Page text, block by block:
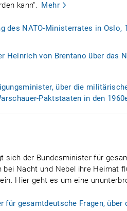
kann". Mehr
des NATO-Ministerrates in Oslo,
Heinrich von Brentano über das
über die
Paktstaaten in den
sich der Bundesminister für
bei Nacht und Nebel ihre Heimat
Hier geht es um eine
für gesamtdeutsche Fragen,